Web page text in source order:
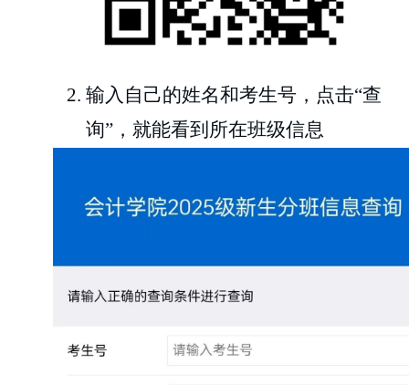
2. 输入自己的姓名和考生号，点击“查
询”，就能看到所在班级信息